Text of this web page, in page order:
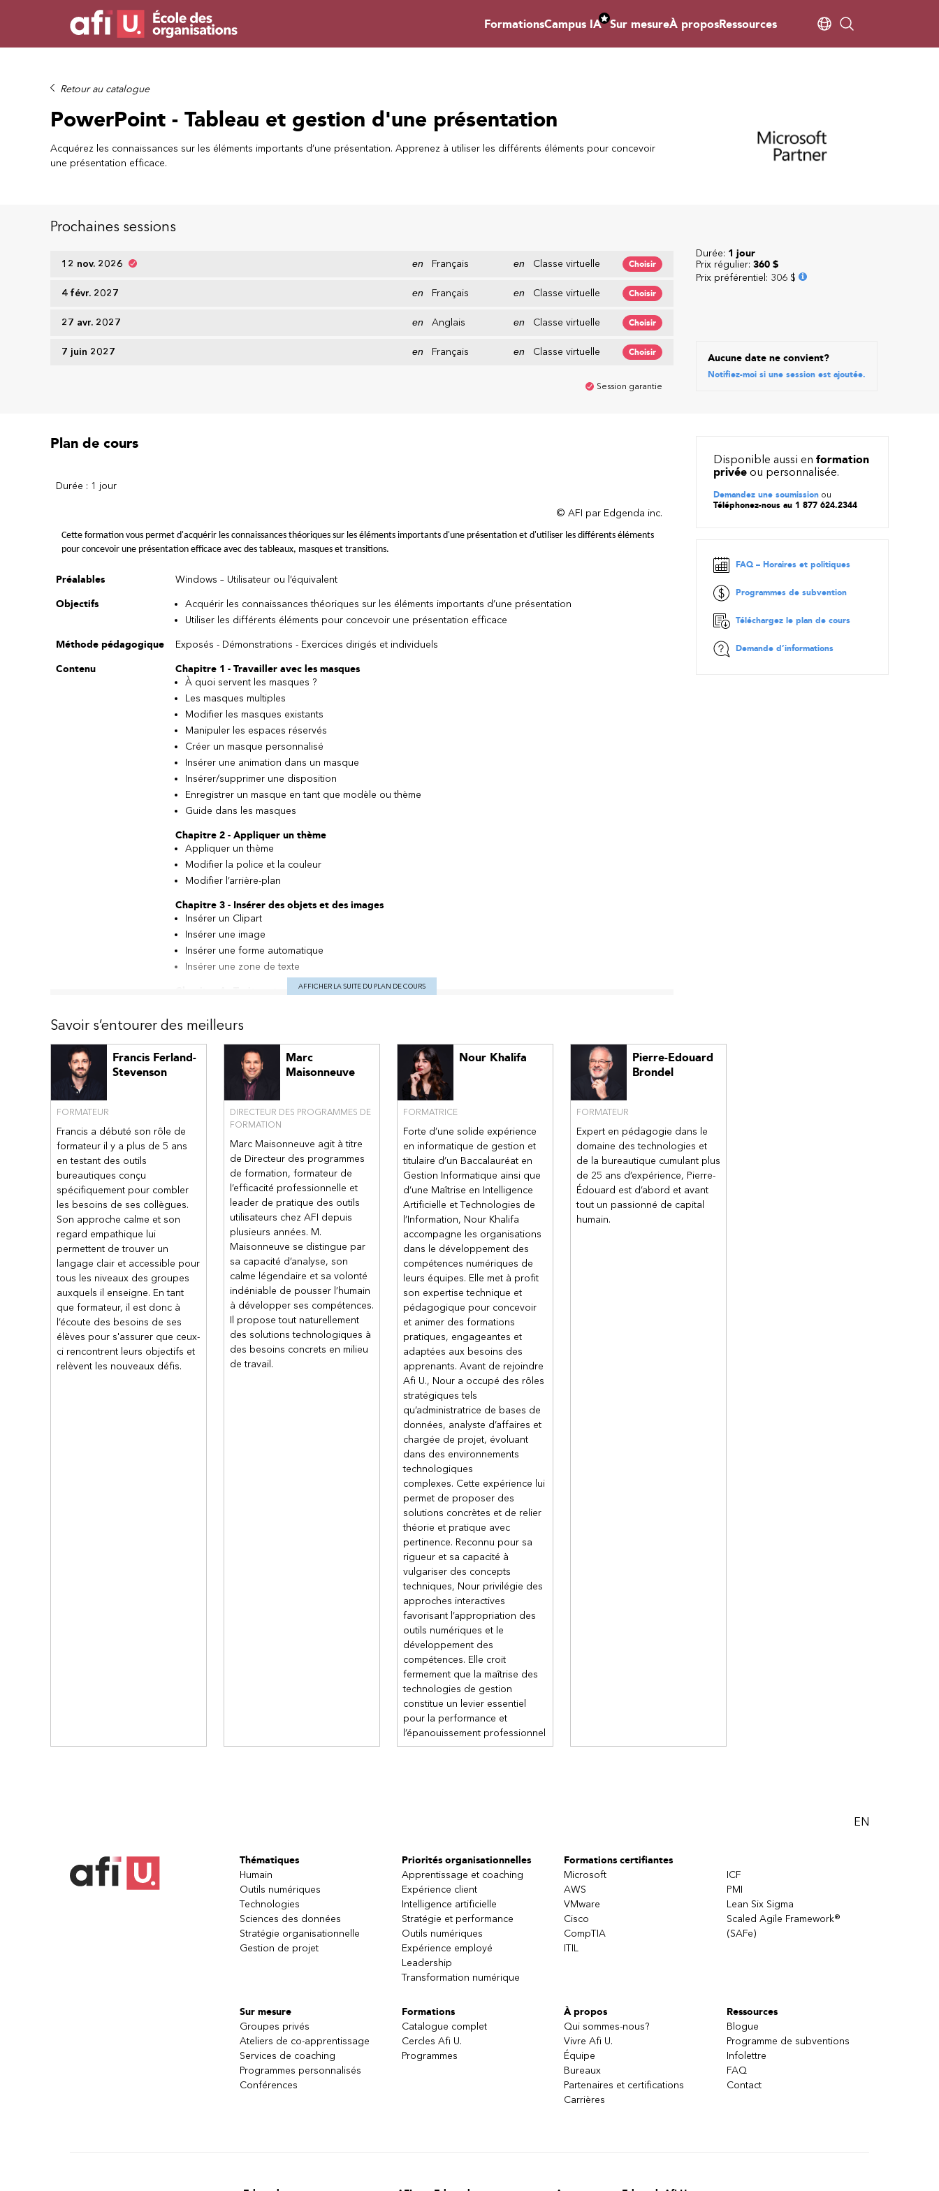
FormationsCampus IA Sur mesureÀ proposRessources
Retour au catalogue
PowerPoint - Tableau et gestion d'une présentation
Acquérez les connaissances sur les éléments importants d’une présentation. Apprenez à utiliser les différents éléments pour concevoir
une présentation efficace.
Prochaines sessions
12 nov. 2026 en Français en Classe virtuelle Choisir
4 févr. 2027 en Français en Classe virtuelle Choisir
27 avr. 2027 en Anglais en Classe virtuelle Choisir
7 juin 2027 en Français en Classe virtuelle Choisir
Session garantie
Durée: 1 jour
Prix régulier: 360 $
Prix préférentiel : 306 $
Aucune date ne convient?
Notifiez-moi si une session est ajoutée.
Plan de cours
Durée : 1 jour
© AFI par Edgenda inc.
Cette formation vous permet d'acquérir les connaissances théoriques sur les éléments importants d'une présentation et d'utiliser les différents éléments
pour concevoir une présentation efficace avec des tableaux, masques et transitions.
Préalables Windows – Utilisateur ou l’équivalent
Objectifs
Acquérir les connaissances théoriques sur les éléments importants d’une présentation
Utiliser les différents éléments pour concevoir une présentation efficace
Méthode pédagogique Exposés - Démonstrations - Exercices dirigés et individuels
Contenu
Chapitre 1 - Travailler avec les masques
À quoi servent les masques ?
Les masques multiples
Modifier les masques existants
Manipuler les espaces réservés
Créer un masque personnalisé
Insérer une animation dans un masque
Insérer/supprimer une disposition
Enregistrer un masque en tant que modèle ou thème
Guide dans les masques
Chapitre 2 - Appliquer un thème
Appliquer un thème
Modifier la police et la couleur
Modifier l’arrière-plan
Chapitre 3 - Insérer des objets et des images
Insérer un Clipart
Insérer une image
Insérer une forme automatique
Insérer une zone de texte
Chapitre 4 - Traiter et manipuler les objets
Différencier les formats d’image
Réduire, agrandir, déplacer un objet
Dupliquer, grouper et dissocier des objets
Organiser les objets
Utiliser la grille et les repères
Fusion des formes, alignements des formes
Chapitre 5 - Travailler avec les tableaux
Insérer un tableau
Reconnaître les outils de tableau
Appliquer et modifier le style d’un tableau
Insérer une feuille de calcul Excel
Chapitre 6 - Gérer une présentation
Travailler en mode Trieuse de diapositives
Dupliquer, déplacer et supprimer une diapositive
Masquer une diapositive
Travailler avec des sections
Chapitre 7 - Appliquer une transition
L’onglet Transition
Appliquer une transition
Chapitre 8 - Exécuter un diaporama
AFFICHER LA SUITE DU PLAN DE COURS
Disponible aussi en formation
privée ou personnalisée.
Demandez une soumission ou
Téléphonez-nous au 1 877 624.2344
FAQ – Horaires et politiques
Programmes de subvention
Téléchargez le plan de cours
Demande d’informations
Savoir s’entourer des meilleurs
Francis Ferland-
Stevenson
FORMATEUR
Francis a débuté son rôle de
formateur il y a plus de 5 ans
en testant des outils
bureautiques conçu
spécifiquement pour combler
les besoins de ses collègues.
Son approche calme et son
regard empathique lui
permettent de trouver un
langage clair et accessible pour
tous les niveaux des groupes
auxquels il enseigne. En tant
que formateur, il est donc à
l’écoute des besoins de ses
élèves pour s'assurer que ceux-
ci rencontrent leurs objectifs et
relèvent les nouveaux défis.
Marc
Maisonneuve
DIRECTEUR DES PROGRAMMES DE
FORMATION
Marc Maisonneuve agit à titre
de Directeur des programmes
de formation, formateur de
l’efficacité professionnelle et
leader de pratique des outils
utilisateurs chez AFI depuis
plusieurs années. M.
Maisonneuve se distingue par
sa capacité d’analyse, son
calme légendaire et sa volonté
indéniable de pousser l’humain
à développer ses compétences.
Il propose tout naturellement
des solutions technologiques à
des besoins concrets en milieu
de travail.
Nour Khalifa
FORMATRICE
Forte d’une solide expérience
en informatique de gestion et
titulaire d’un Baccalauréat en
Gestion Informatique ainsi que
d’une Maîtrise en Intelligence
Artificielle et Technologies de
l’Information, Nour Khalifa
accompagne les organisations
dans le développement des
compétences numériques de
leurs équipes. Elle met à profit
son expertise technique et
pédagogique pour concevoir
et animer des formations
pratiques, engageantes et
adaptées aux besoins des
apprenants. Avant de rejoindre
Afi U., Nour a occupé des rôles
stratégiques tels
qu’administratrice de bases de
données, analyste d’affaires et
chargée de projet, évoluant
dans des environnements
technologiques
complexes. Cette expérience lui
permet de proposer des
solutions concrètes et de relier
théorie et pratique avec
pertinence. Reconnu pour sa
rigueur et sa capacité à
vulgariser des concepts
techniques, Nour privilégie des
approches interactives
favorisant l’appropriation des
outils numériques et le
développement des
compétences. Elle croit
fermement que la maîtrise des
technologies de gestion
constitue un levier essentiel
pour la performance et
l’épanouissement professionnel
Pierre-Edouard
Brondel
FORMATEUR
Expert en pédagogie dans le
domaine des technologies et
de la bureautique cumulant plus
de 25 ans d’expérience, Pierre-
Édouard est d’abord et avant
tout un passionné de capital
humain.
EN
Thématiques
Humain
Outils numériques
Technologies
Sciences des données
Stratégie organisationnelle
Gestion de projet
Priorités organisationnelles
Apprentissage et coaching
Expérience client
Intelligence artificielle
Stratégie et performance
Outils numériques
Expérience employé
Leadership
Transformation numérique
Formations certifiantes
Microsoft
AWS
VMware
Cisco
CompTIA
ITIL
ICF
PMI
Lean Six Sigma
Scaled Agile Framework®
(SAFe)
Sur mesure
Groupes privés
Ateliers de co-apprentissage
Services de coaching
Programmes personnalisés
Conférences
Formations
Catalogue complet
Cercles Afi U.
Programmes
À propos
Qui sommes-nous?
Vivre Afi U.
Équipe
Bureaux
Partenaires et certifications
Carrières
Ressources
Blogue
Programme de subventions
Infolettre
FAQ
Contact